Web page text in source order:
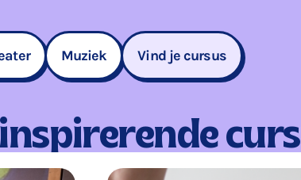
Muziek Vind je cursus